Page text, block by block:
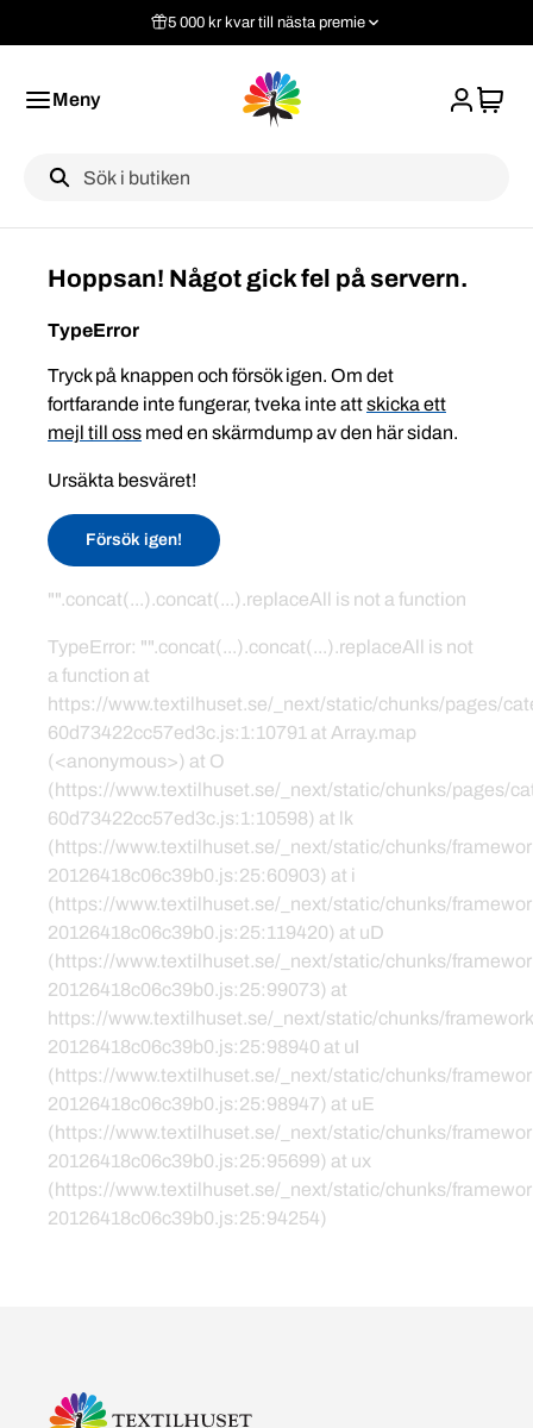
5 000 kr kvar till nästa premie
Meny
Label
Hoppsan! Något gick fel på servern.
TypeError
Tryck på knappen och försök igen. Om det
fortfarande inte fungerar, tveka inte attskicka ett
mejl till oss med en skärmdump av den här sidan.
Ursäkta besväret!
Försök igen!
"".concat(...).concat(...).replaceAll is not a function
TypeError: "".concat(...).concat(...).replaceAll is not
a function at
https://www.textilhuset.se/_next/static/chunks/pages/
60d73422cc57ed3c.js:1:10791 at Array.map
(<anonymous>) at O
(https://www.textilhuset.se/_next/static/chunks/pages/
60d73422cc57ed3c.js:1:10598) at lk
(https://www.textilhuset.se/_next/static/chunks/
20126418c06c39b0.js:25:60903) at i
(https://www.textilhuset.se/_next/static/chunks/
20126418c06c39b0.js:25:119420) at uD
(https://www.textilhuset.se/_next/static/chunks/
20126418c06c39b0.js:25:99073) at
https://www.textilhuset.se/_next/static/chunks/
20126418c06c39b0.js:25:98940 at uI
(https://www.textilhuset.se/_next/static/chunks/
20126418c06c39b0.js:25:98947) at uE
(https://www.textilhuset.se/_next/static/chunks/
20126418c06c39b0.js:25:95699) at ux
(https://www.textilhuset.se/_next/static/chunks/
20126418c06c39b0.js:25:94254)
Kontakta oss